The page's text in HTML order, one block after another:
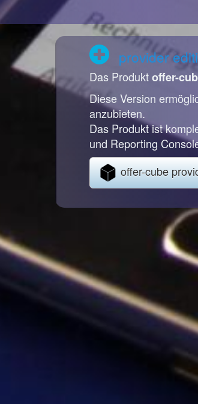
provider
Das Produktoffer-
Diese Version
anzubieten.
Das Produkt ist
und Reporting
offer-cube